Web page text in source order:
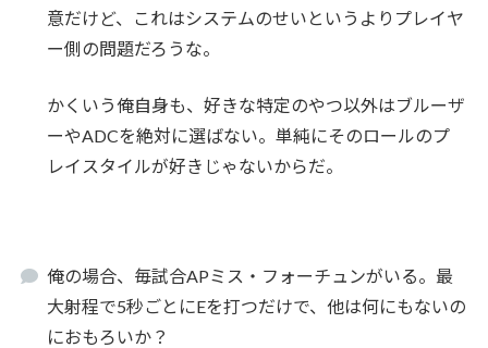
意だけど、これはシステムのせいというよりプレイヤ
ー側の問題だろうな。
かくいう俺自身も、好きな特定のやつ以外はブルーザ
ーやADCを絶対に選ばない。単純にそのロールのプ
レイスタイルが好きじゃないからだ。
俺の場合、毎試合APミス・フォーチュンがいる。最
大射程で5秒ごとにEを打つだけで、他は何にもないの
におもろいか？